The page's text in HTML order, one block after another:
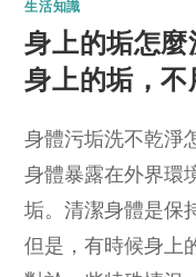
生活知識
身上的垢怎
身上的垢，
身體污垢洗不乾淨
身體暴露在外界環
垢。清潔身體是保
但是，有時候身上